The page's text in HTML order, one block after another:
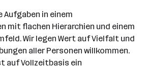
Aufgaben in einem
mit flachen Hierarchien und einem
Wir legen Wert auf Vielfalt und
aller Personen willkommen.
auf Vollzeitbasis ein